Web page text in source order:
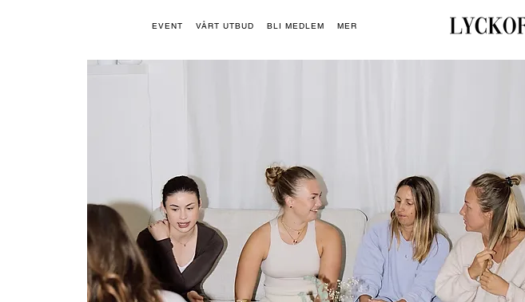
EVENT VÅRT UTBUD BLI MEDLEM MER